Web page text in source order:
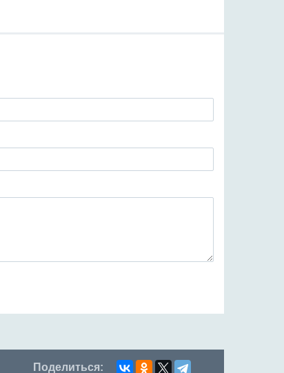
Поделиться: